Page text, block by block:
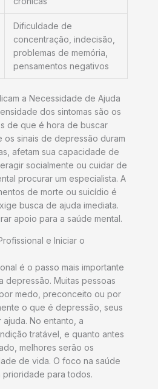
Dificuldade de
concentração, indecisão,
problemas de memória,
pensamentos negativos
a Necessidade de Ajuda
dos sintomas são os
de que é hora de buscar
os sinais de depressão duram
afetam sua capacidade de
socialmente ou cuidar de
procurar um especialista. A
de morte ou suicídio é
busca de ajuda imediata.
apoio para a saúde mental.
e Iniciar o
é o passo mais importante
depressão. Muitas pessoas
medo, preconceito ou por
o que é depressão, seus
No entanto, a
tratável, e quanto antes
melhores serão os
de vida. O foco na saúde
prioridade para todos.